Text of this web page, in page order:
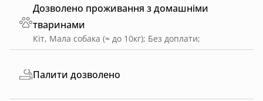
Дозволено проживання з домашніми
тваринами
Кіт, Мала собака (≈ до 10кг); Без доплати;
Палити дозволено